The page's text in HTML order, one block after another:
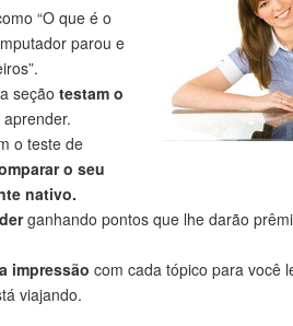
“O que é o
parou e
seção testam o
o teste de
o seu
nativo.
ganhando pontos que lhe darão
impressão com cada tópico para você
viajando.